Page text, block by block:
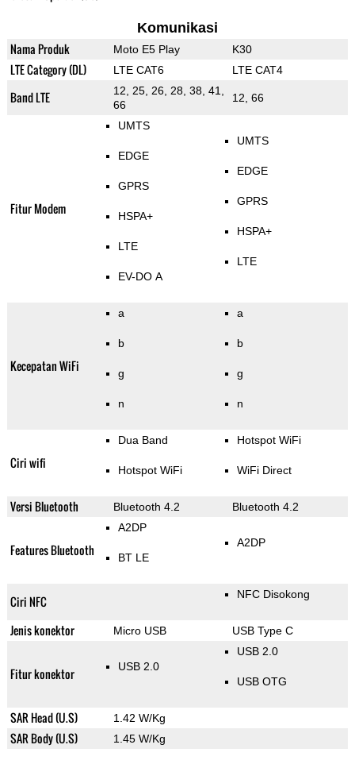
Komunikasi
Nama Produk Moto E5 Play K30
LTE Category (DL) LTE CAT6 LTE CAT4
Band LTE
12, 25, 26, 28, 38, 41,
66
12, 66
Fitur Modem
UMTS
EDGE
GPRS
HSPA+
LTE
EV-DO A
UMTS
EDGE
GPRS
HSPA+
LTE
Kecepatan WiFi
a
b
g
n
a
b
g
n
Ciri wifi
Dua Band
Hotspot WiFi
Hotspot WiFi
WiFi Direct
Versi Bluetooth Bluetooth 4.2 Bluetooth 4.2
Features Bluetooth
A2DP
BT LE
A2DP
Ciri NFC NFC Disokong
Jenis konektor Micro USB USB Type C
Fitur konektor USB 2.0
USB 2.0
USB OTG
SAR Head (U.S) 1.42 W/Kg
SAR Body (U.S) 1.45 W/Kg